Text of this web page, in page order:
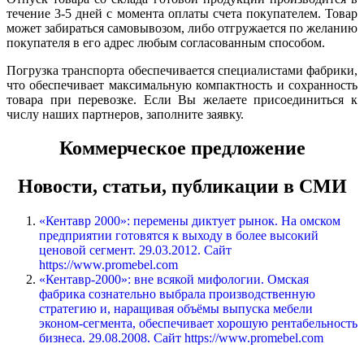
течение 3-5 дней с момента оплаты счета покупателем. Товар
может забираться самовывозом, либо отгружается по желанию
покупателя в его адрес любым согласованным способом.
Погрузка транспорта обеспечивается специалистами фабрики,
что обеспечивает максимальную компактность и сохранность
товара при перевозке. Если Вы желаете присоединиться к
числу наших партнеров, заполните заявку.
Коммерческое предложение
Новости, статьи, публикации в СМИ
«Кентавр 2000»: перемены диктует рынок. На омском
предприятии готовятся к выходу в более высокий
ценовой сегмент. 29.03.2012. Сайт
https://www.promebel.com
«Кентавр-2000»: вне всякой мифологии. Омская
фабрика сознательно выбрала производственную
стратегию и, наращивая объёмы выпуска мебели
эконом-сегмента, обеспечивает хорошую рентабельность
бизнеса. 29.08.2008. Сайт https://www.promebel.com